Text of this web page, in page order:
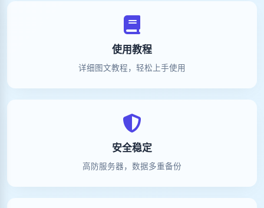
使用教程
详细图文教程，轻松上手使用
安全稳定
高防服务器，数据多重备份